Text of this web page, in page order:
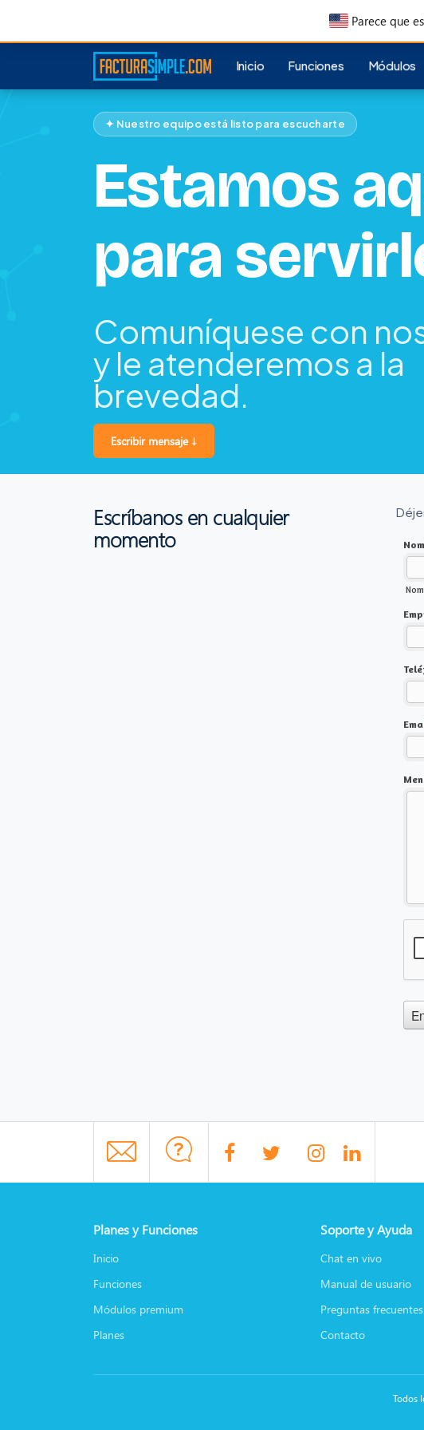
Parece que
Inicio Funciones Módulos
✦ Nuestro equipo está listo para escucharte
Estamos
para
Comuníquese con
y le atenderemos a la
brevedad.
Escribir mensaje ↓
Escríbanos en cualquier
momento
Planes y Funciones
Inicio
Funciones
Módulos premium
Planes
Soporte y Ayuda
Chat en vivo
Manual de usuario
Preguntas frecuentes
Contacto
Todos